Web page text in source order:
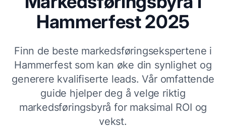
Hammerfest2025
Finn de beste markedsføringsekspertene i
Hammerfestsom kan øke din synlighet og
generere kvalifiserte leads. Vår omfattende
guide hjelper deg å velge riktig
markedsføringsbyrå for maksimal ROI og
vekst.